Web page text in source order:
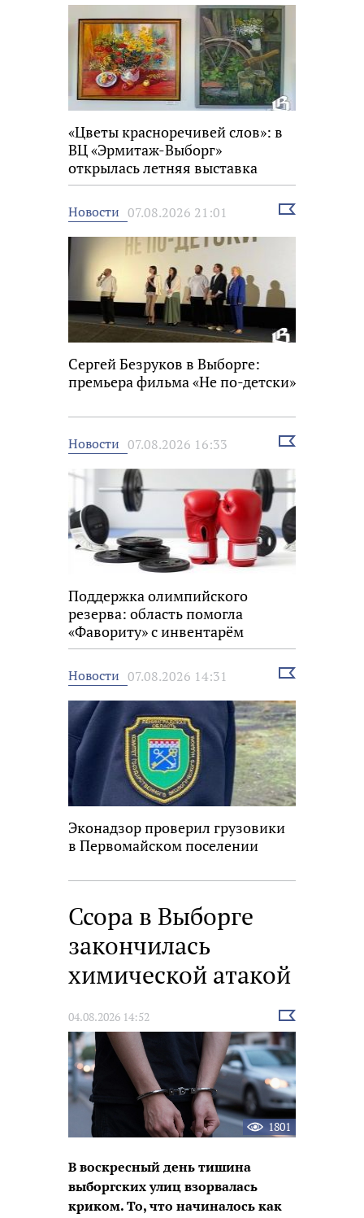
«Цветы красноречивей слов»: в
ВЦ «Эрмитаж-Выборг»
открылась летняя выставка
Новости 07.08.2026 21:01
Выбрать
Сергей Безруков в Выборге:
премьера фильма «Не по-детски»
Новости 07.08.2026 16:33
Выбрать
Поддержка олимпийского
резерва: область помогла
«Фавориту» с инвентарём
Новости 07.08.2026 14:31
Выбрать
Эконадзор проверил грузовики
в Первомайском поселении
Ссора в Выборге
закончилась
химической атакой
04.08.2026 14:52
Выбрать
новость
1801
В воскресный день тишина
выборгских улиц взорвалась
криком. То, что начиналось как